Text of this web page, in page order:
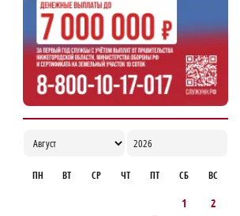
ПН ВТ СР ЧТ ПТ СБ ВС
1
2